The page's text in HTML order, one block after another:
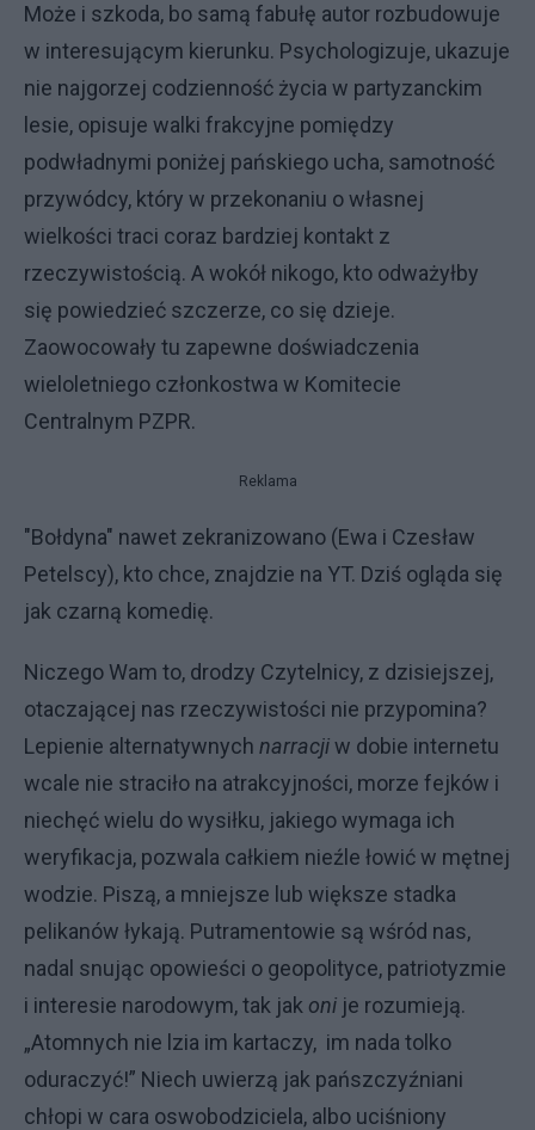
Może i szkoda, bo samą fabułę autor rozbudowuje
w interesującym kierunku. Psychologizuje, ukazuje
nie najgorzej codzienność życia w partyzanckim
lesie, opisuje walki frakcyjne pomiędzy
podwładnymi poniżej pańskiego ucha, samotność
przywódcy, który w przekonaniu o własnej
wielkości traci coraz bardziej kontakt z
rzeczywistością. A wokół nikogo, kto odważyłby
się powiedzieć szczerze, co się dzieje.
Zaowocowały tu zapewne doświadczenia
wieloletniego członkostwa w Komitecie
Centralnym PZPR.
Reklama
"Bołdyna" nawet zekranizowano (Ewa i Czesław
Petelscy), kto chce, znajdzie na YT. Dziś ogląda się
jak czarną komedię.
Niczego Wam to, drodzy Czytelnicy, z dzisiejszej,
otaczającej nas rzeczywistości nie przypomina?
Lepienie alternatywnych narracjiw dobie internetu
wcale nie straciło na atrakcyjności, morze fejków i
niechęć wielu do wysiłku, jakiego wymaga ich
weryfikacja, pozwala całkiem nieźle łowić w mętnej
wodzie. Piszą, a mniejsze lub większe stadka
pelikanów łykają. Putramentowie są wśród nas,
nadal snując opowieści o geopolityce, patriotyzmie
i interesie narodowym, tak jak oni je rozumieją.
„Atomnych nie lzia im kartaczy, im nada tolko
oduraczyć!” Niech uwierzą jak pańszczyźniani
chłopi w cara oswobodziciela, albo uciśniony